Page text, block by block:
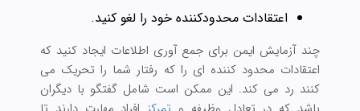
اعتقادات محدودکننده خود را لغو کنید.
چند آزمایش ایمن برای جمع آوری اطلاعات ایجاد کنید که
اعتقادات محدود کننده ای را که رفتار شما را تحریک می
کنند رد می کند. این ممکن است شامل گفتگو با دیگران